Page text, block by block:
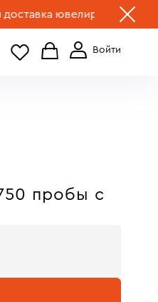
ювелирных изделий по
+7 (499) 519-00-00
пробы с